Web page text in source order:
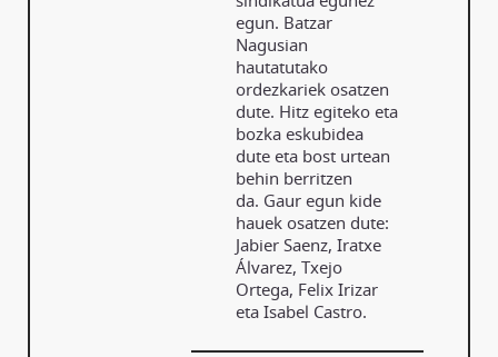
egun. Batzar
Nagusian
hautatutako
ordezkariek osatzen
dute. Hitz egiteko eta
bozka eskubidea
dute eta bost urtean
behin berritzen
da. Gaur egun kide
hauek osatzen dute:
Jabier Saenz, Iratxe
Álvarez, Txejo
Ortega, Felix Irizar
eta Isabel Castro.